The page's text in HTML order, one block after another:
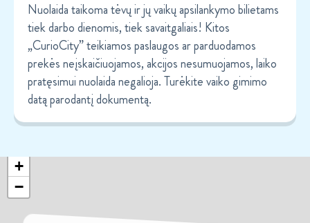
Nuolaida taikoma tėvų ir jų vaikų apsilankymo bilietams
tiek darbo dienomis, tiek savaitgaliais! Kitos
„CurioCity” teikiamos paslaugos ar parduodamos
prekės neįskaičiuojamos, akcijos nesumuojamos, laiko
pratęsimui nuolaida negalioja. Turėkite vaiko gimimo
datą parodantį dokumentą.
+
−